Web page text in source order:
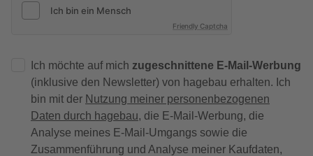
Friendly Captcha
Ich möchte auf mich zugeschnittene E-Mail-Werbung
(inklusive den Newsletter) von hagebau erhalten. Ich
bin mit der Nutzung meiner personenbezogenen
Daten durch hagebau, die E-Mail-Werbung, die
Analyse meines E-Mail-Umgangs sowie die
Zusammenführung und Analyse meiner Kaufdaten,